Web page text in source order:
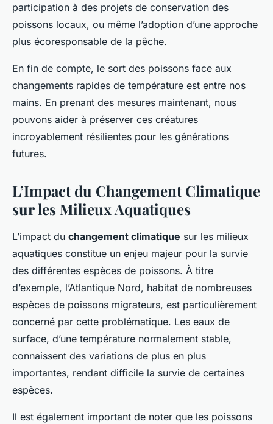
participation à des projets de conservation des
poissons locaux, ou même l’adoption d’une approche
plus écoresponsable de la pêche.
En fin de compte, le sort des poissons face aux
changements rapides de température est entre nos
mains. En prenant des mesures maintenant, nous
pouvons aider à préserver ces créatures
incroyablement résilientes pour les générations
futures.
L’Impact du Changement Climatique
sur les Milieux Aquatiques
L’impact du changement climatique sur les milieux
aquatiques constitue un enjeu majeur pour la survie
des différentes espèces de poissons. À titre
d’exemple, l’Atlantique Nord, habitat de nombreuses
espèces de poissons migrateurs, est particulièrement
concerné par cette problématique. Les eaux de
surface, d’une température normalement stable,
connaissent des variations de plus en plus
importantes, rendant difficile la survie de certaines
espèces.
Il est également important de noter que les poissons